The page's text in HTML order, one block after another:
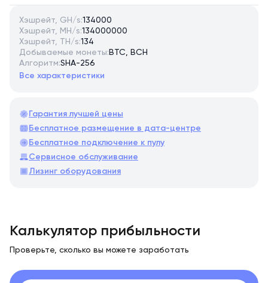
Хэшрейт, GH/s:134000
Хэшрейт, MH/s:134000000
Хэшрейт, TH/s:134
Добываемые монеты: BTC, BCH
Алгоритм:SHA-256
Все характеристики
Гарантия лучшей цены
Бесплатное размещение в дата-центре
Бесплатное подключение к пулу
Сервисное обслуживание
Лизинг оборудования
Калькулятор прибыльности
Проверьте, сколько вы можете заработать